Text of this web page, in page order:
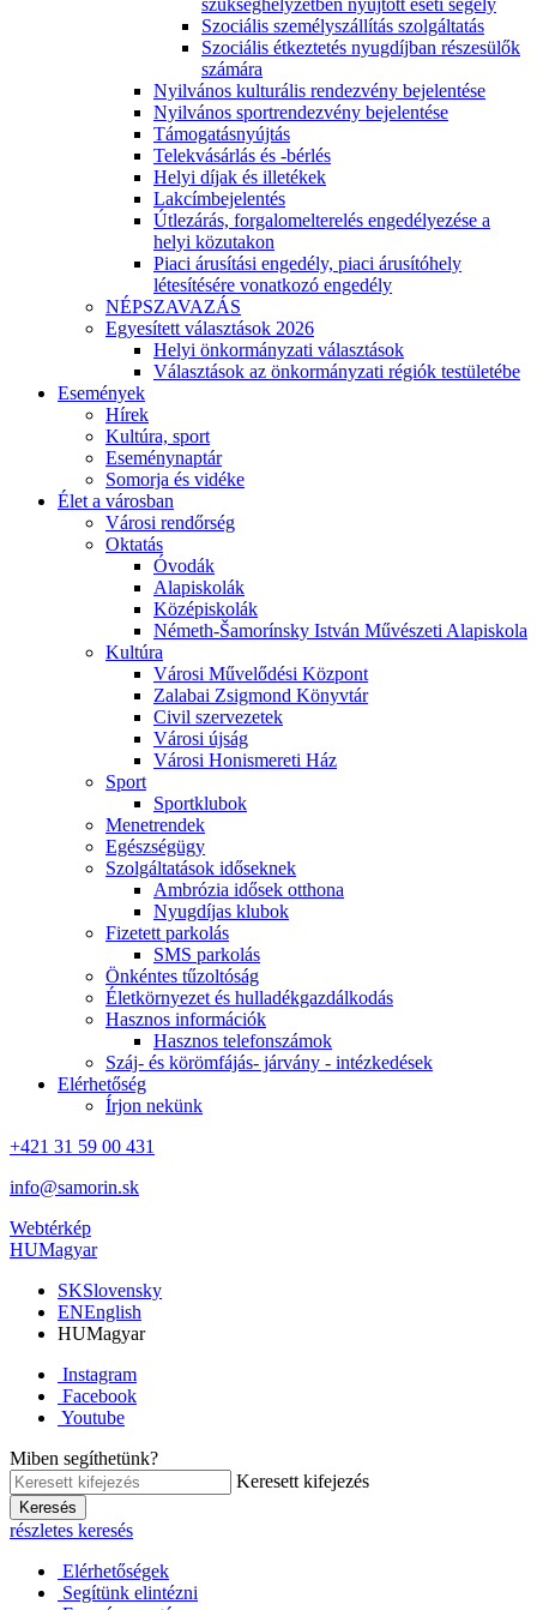
szükséghelyzetben nyújtott eseti segély
Szociális személyszállítás szolgáltatás
Szociális étkeztetés nyugdíjban részesülők
számára
Nyilvános kulturális rendezvény bejelentése
Nyilvános sportrendezvény bejelentése
Támogatásnyújtás
Telekvásárlás és -bérlés
Helyi díjak és illetékek
Lakcímbejelentés
Útlezárás, forgalomelterelés engedélyezése a
helyi közutakon
Piaci árusítási engedély, piaci árusítóhely
létesítésére vonatkozó engedély
NÉPSZAVAZÁS
Egyesített választások 2026
Helyi önkormányzati választások
Választások az önkormányzati régiók testületébe
Események
Hírek
Kultúra, sport
Eseménynaptár
Somorja és vidéke
Élet a városban
Városi rendőrség
Oktatás
Óvodák
Alapiskolák
Középiskolák
Németh-Šamorínsky István Művészeti Alapiskola
Kultúra
Városi Művelődési Központ
Zalabai Zsigmond Könyvtár
Civil szervezetek
Városi újság
Városi Honismereti Ház
Sport
Sportklubok
Menetrendek
Egészségügy
Szolgáltatások időseknek
Ambrózia idősek otthona
Nyugdíjas klubok
Fizetett parkolás
SMS parkolás
Önkéntes tűzoltóság
Életkörnyezet és hulladékgazdálkodás
Hasznos információk
Hasznos telefonszámok
Száj- és körömfájás- járvány - intézkedések
Elérhetőség
Írjon nekünk
+421 31 59 00 431
info@samorin.sk
Webtérkép
HUMagyar
SKSlovensky
ENEnglish
HUMagyar
Instagram
Facebook
Youtube
Miben segíthetünk?
Keresett kifejezés
Keresés
részletes keresés
Elérhetőségek
Segítünk elintézni